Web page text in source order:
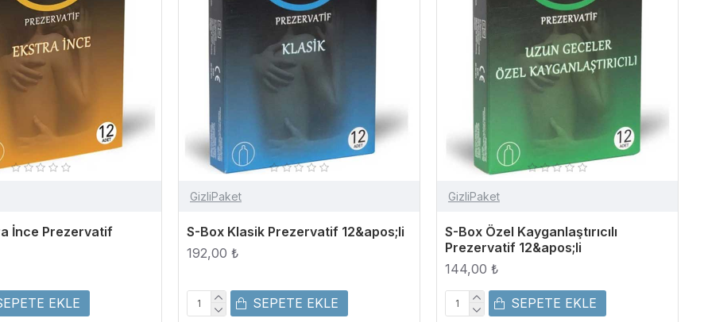
İnce Prezervatif
EKLE
GizliPaket
S-Box Klasik Prezervatif 12&apos;li
192,00 ₺
SEPETE EKLE
GizliPaket
S-Box Özel Kayganlaştırıcılı
Prezervatif 12&apos;li
144,00 ₺
SEPETE EKLE